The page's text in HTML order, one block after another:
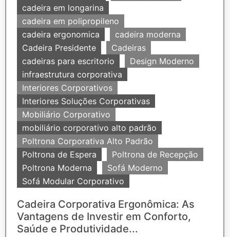
cadeira em longarina
cadeira em polipropileno
cadeira ergonomica
cadeira moderna
Cadeira Presidente
Cadeiras
cadeiras para escritorio
Design Moderno
infraestrutura corporativa
Interiores Corporativos
Interiores Soluções Corporativas
Mobiliário Corporativo
mobiliário corporativo alto padrão
Poltrona Corporativa Alto Padrão
Poltrona de Espera
Poltrona de Recepção
Poltrona Moderna
Sofá Moderno
Sofá Modular Corporativo
Cadeira Corporativa Ergonômica: As
Vantagens de Investir em Conforto,
Saúde e Produtividade...